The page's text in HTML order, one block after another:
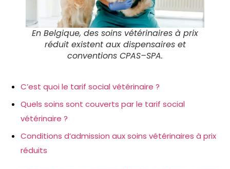
En Belgique, des soins vétérinaires à prix
réduit existent aux dispensaires et
conventions CPAS–SPA.
C’est quoi le tarif social vétérinaire ?
Quels soins sont couverts par le tarif social
vétérinaire ?
Conditions d’admission aux soins vétérinaires à prix
réduits